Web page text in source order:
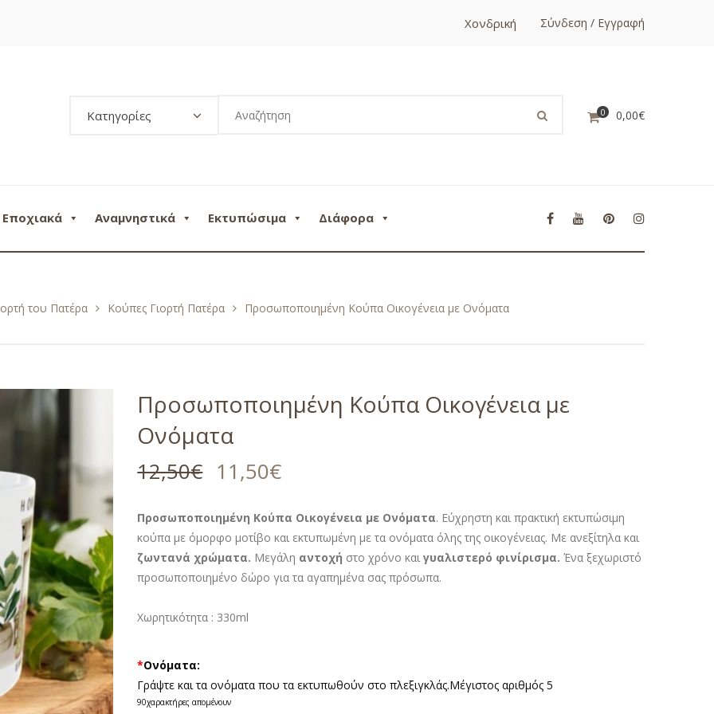
Χονδρική Σύνδεση / Εγγραφή
Κατηγορίες 0 0,00€
Εποχιακά Αναμνηστικά Εκτυπώσιμα Διάφορα
του Πατέρα Κούπες Γιορτή Πατέρα Προσωποποιημένη Κούπα Οικογένεια με Ονόματα
Προσωποποιημένη Κούπα Οικογένεια με
Ονόματα
12,50€ 11,50€
Προσωποποιημένη Κούπα Οικογένεια με Ονόματα. Εύχρηστη και πρακτική εκτυπώσιμη
κούπα με όμορφο μοτίβο και εκτυπωμένη με τα ονόματα όλης της οικογένειας. Με ανεξίτηλα και
ζωντανά χρώματα. Μεγάλη αντοχή στο χρόνο καιγυαλιστερό φινίρισμα.Ένα ξεχωριστό
προσωποποιημένο δώρο για τα αγαπημένα σας πρόσωπα.
Χωρητικότητα : 330ml
*Ονόματα:
Γράψτε και τα ονόματα που τα εκτυπωθούν στο πλεξιγκλάς.Μέγιστος αριθμός 5
90χαρακτήρες απομένουν